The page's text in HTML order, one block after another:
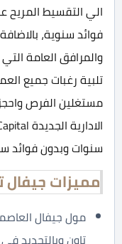
الي التقسيط
فوائد سنوية،
والمرافق العامة
تلبية رغبات جميع
مستغلين الفرص
سنوات وبدون فوائد
مميزات جيفال
مول جيفال